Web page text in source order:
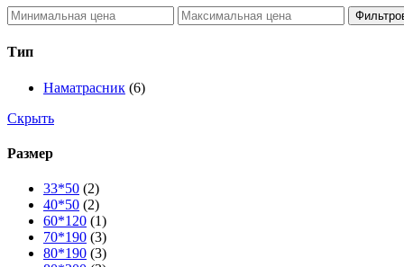
Тип
Наматрасник (6)
Скрыть
Размер
33*50 (2)
40*50 (2)
60*120 (1)
70*190 (3)
80*190 (3)